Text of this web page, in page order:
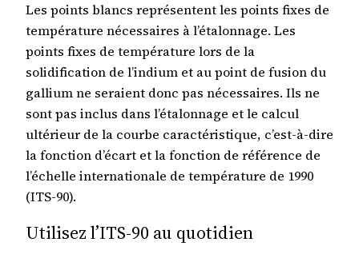
Les points blancs représentent les points fixes de
température nécessaires à l’étalonnage. Les
points fixes de température lors de la
solidification de l’indium et au point de fusion du
gallium ne seraient donc pas nécessaires. Ils ne
sont pas inclus dans l’étalonnage et le calcul
ultérieur de la courbe caractéristique, c’est-à-dire
la fonction d’écart et la fonction de référence de
l’échelle internationale de température de 1990
(ITS-90).
Utilisez l’ITS-90 au quotidien